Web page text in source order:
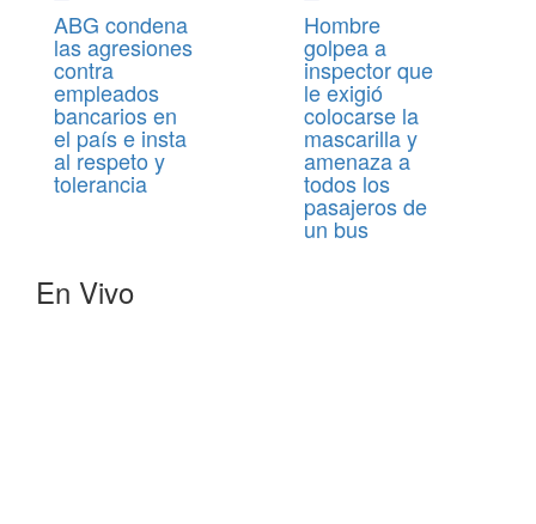
ABG condena
las agresiones
contra
empleados
bancarios en
el país e insta
al respeto y
tolerancia
Hombre
golpea a
inspector que
le exigió
colocarse la
mascarilla y
amenaza a
todos los
pasajeros de
un bus
En Vivo